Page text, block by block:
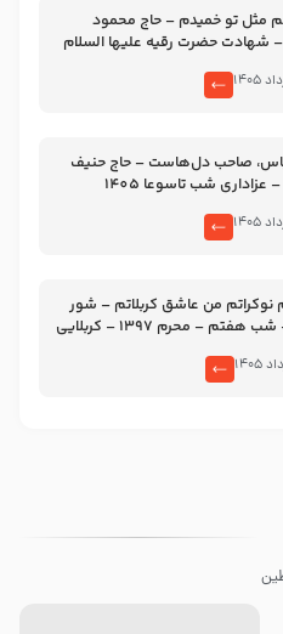
مثل تو خمیدم – حاج محمود
شهادت حضرت رقیه علیها السلام
صاحب دل‌هاست – حاج حنیف
شب تاسوعا 1405
نوکراتم من عاشق کربلاتم – شور
زمینه – شب هفتم – محرم 1397 – کربلایی